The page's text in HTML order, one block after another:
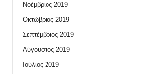
Νοέμβριος 2019
Οκτώβριος 2019
Σεπτέμβριος 2019
Αύγουστος 2019
Ιούλιος 2019